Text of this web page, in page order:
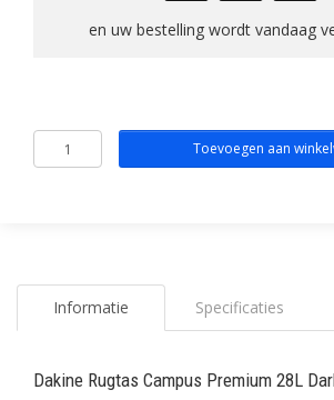
en uw bestelling wordt vandaag
Toevoegen aan
Informatie Specificaties
Dakine Rugtas Campus Premium 28L